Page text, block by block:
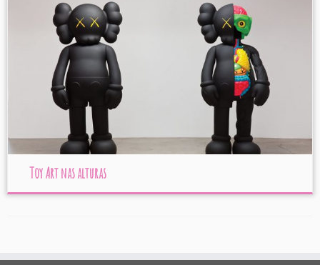
Toy Art nas alturas